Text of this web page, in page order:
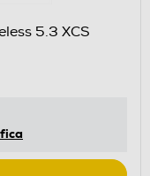
5.3 XCS